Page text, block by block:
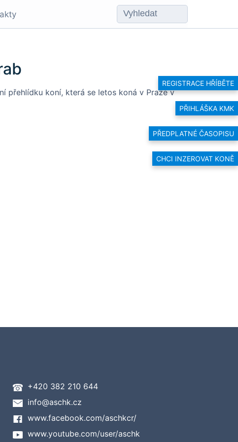
REGISTRACE HŘÍBĚTE
PŘIHLÁŠKA KMK
PŘEDPLATNÉ ČASOPISU
CHCI INZEROVAT KONĚ
přehlídku koní, která se letos koná v Praze v
+420 382 210 644
info@aschk.cz
www.facebook.com/aschkcr/
www.youtube.com/user/aschk